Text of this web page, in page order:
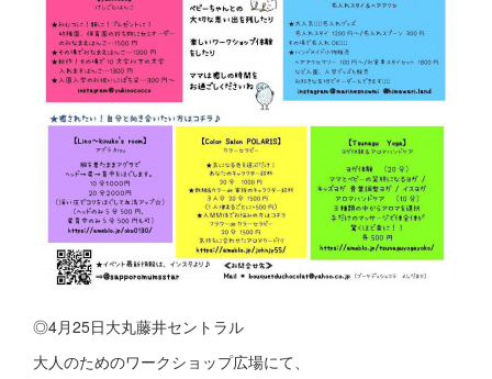
◎4月25日大丸藤井セントラル
大人のためのワークショップ広場にて、